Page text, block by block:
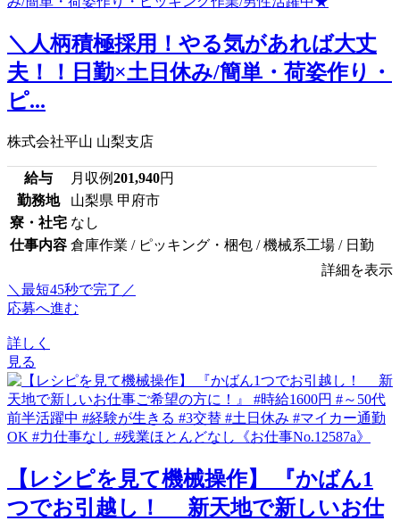
＼人柄積極採用！やる気があれば大丈
夫！！日勤×土日休み/簡単・荷姿作り・
ピ...
株式会社平山 山梨支店
給与 月収例201,940円
勤務地
山梨県 甲府市
寮・社宅 なし
仕事内容 倉庫作業 / ピッキング・梱包 / 機械系工場 / 日勤
詳細を表示
＼最短45秒で完了／
応募へ進む
詳しく
見る
【レシピを見て機械操作】 『かばん1
つでお引越し！ 新天地で新しいお仕